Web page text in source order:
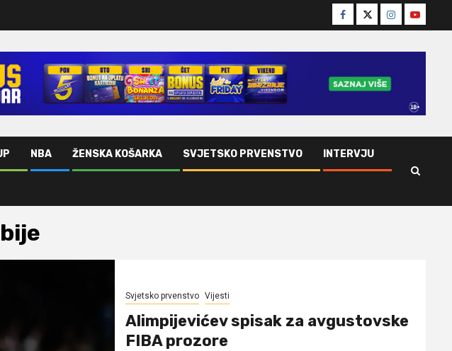
Facebook
TwitterInstagram
Youtube
NBA ŽENSKA KOŠARKA SVJETSKO PRVENSTVO INTERVJU
Svjetsko prvenstvo Vijesti
Alimpijevićev spisak za avgustovske
FIBA prozore